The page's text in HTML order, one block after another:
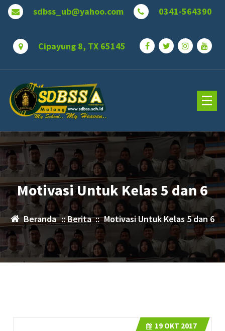
Lewati
sdbss_ub@yahoo.com 0341-564390
Cipayung 8, TX 65145
Motivasi Untuk Kelas 5 dan 6
Beranda ::Berita:: Motivasi Untuk Kelas 5 dan 6
19 OKT 2017